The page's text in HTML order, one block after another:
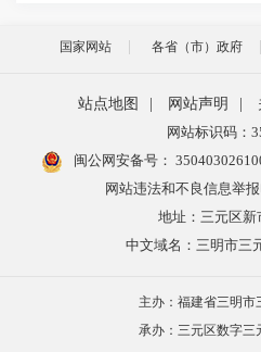
国家网站 各省（市）政府
站点地图 网站声明
网站标识码：
闽公网安备号：
网站违法和不良信息举
地址：三元区新
中文域名：三明市三
主办：福建省三明市
承办：三元区数字三